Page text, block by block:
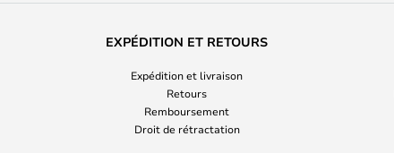
EXPÉDITION ET RETOURS
Expédition et livraison
Retours
Remboursement
Droit de rétractation